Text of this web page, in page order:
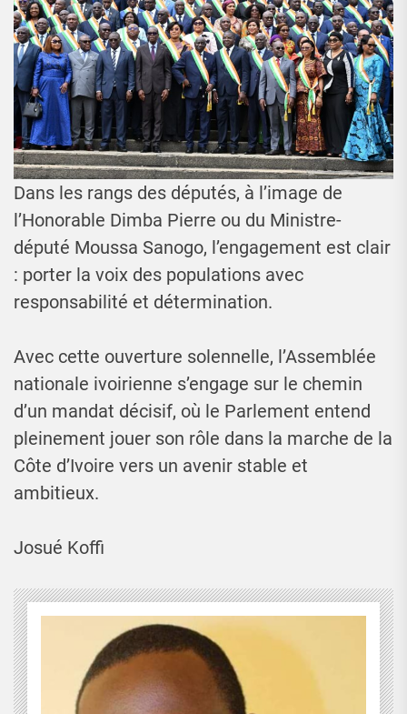
Dans les rangs des députés, à l’image de
l’Honorable Dimba Pierre ou du Ministre-
député Moussa Sanogo, l’engagement est clair
: porter la voix des populations avec
responsabilité et détermination.
Avec cette ouverture solennelle, l’Assemblée
nationale ivoirienne s’engage sur le chemin
d’un mandat décisif, où le Parlement entend
pleinement jouer son rôle dans la marche de la
Côte d’Ivoire vers un avenir stable et
ambitieux.
Josué Koffi